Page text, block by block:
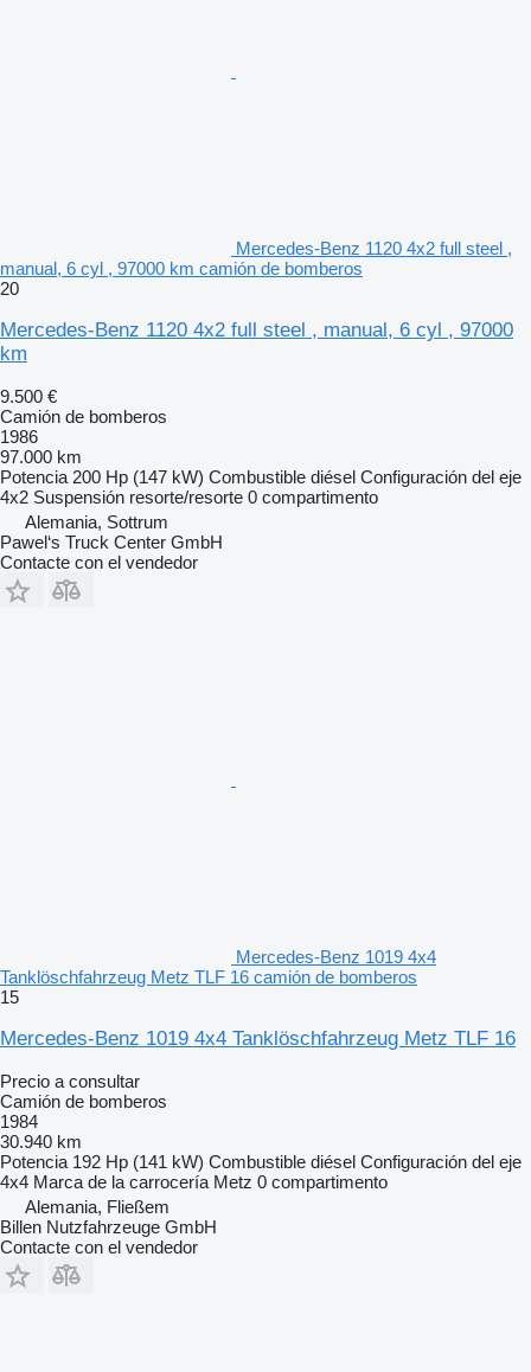
Mercedes-Benz 1120 4x2 full steel ,
manual, 6 cyl , 97000 km camión de bomberos
20
Mercedes-Benz 1120 4x2 full steel , manual, 6 cyl , 97000
km
9.500 €
Camión de bomberos
1986
97.000 km
Potencia 200 Hp (147 kW) Combustible diésel Configuración del eje
4x2 Suspensión resorte/resorte 0 compartimento
Alemania, Sottrum
Pawel‘s Truck Center GmbH
Contacte con el vendedor
Mercedes-Benz 1019 4x4
Tanklöschfahrzeug Metz TLF 16 camión de bomberos
15
Mercedes-Benz 1019 4x4 Tanklöschfahrzeug Metz TLF 16
Precio a consultar
Camión de bomberos
1984
30.940 km
Potencia 192 Hp (141 kW) Combustible diésel Configuración del eje
4x4 Marca de la carrocería Metz 0 compartimento
Alemania, Fließem
Billen Nutzfahrzeuge GmbH
Contacte con el vendedor